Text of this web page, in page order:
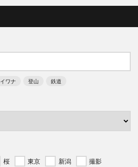
イワナ 登山 鉄道
桜 東京 新潟
撮影